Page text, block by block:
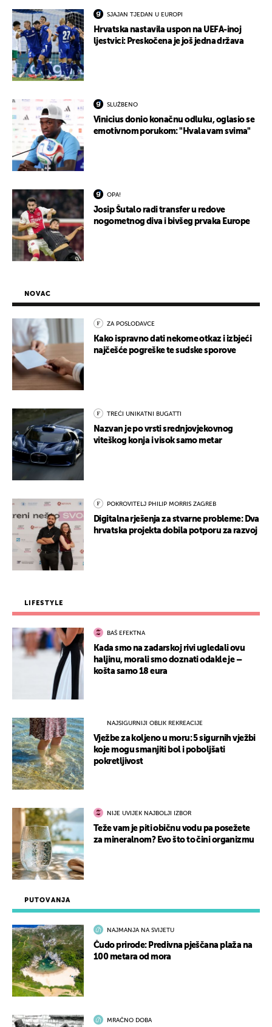
SJAJAN TJEDAN U EUROPI
Hrvatska nastavila uspon na UEFA-inoj
ljestvici: Preskočena je još jedna država
SLUŽBENO
Vinicius donio konačnu odluku, oglasio se
emotivnom porukom: "Hvala vam svima"
OPA!
Josip Šutalo radi transfer u redove
nogometnog diva i bivšeg prvaka Europe
PUTOVANJA
NAJMANJA NA SVIJETU
Čudo prirode: Predivna pješčana plaža na
100 metara od mora
MRAČNO DOBA
NOVAC
ZA POSLODAVCE
Kako ispravno dati nekome otkaz i izbjeći
najčešće pogreške te sudske sporove
TREĆI UNIKATNI BUGATTI
Nazvan je po vrsti srednjovjekovnog
viteškog konja i visok samo metar
POKROVITELJ PHILIP MORRIS ZAGREB
Digitalna rješenja za stvarne probleme: Dva
hrvatska projekta dobila potporu za razvoj
LIFESTYLE
BAŠ EFEKTNA
Kada smo na zadarskoj rivi ugledali ovu
haljinu, morali smo doznati odakle je –
košta samo 18 eura
NAJSIGURNIJI OBLIK REKREACIJE
Vježbe za koljeno u moru: 5 sigurnih vježbi
koje mogu smanjiti bol i poboljšati
pokretljivost
NIJE UVIJEK NAJBOLJI IZBOR
Teže vam je piti običnu vodu pa posežete
za mineralnom? Evo što to čini organizmu